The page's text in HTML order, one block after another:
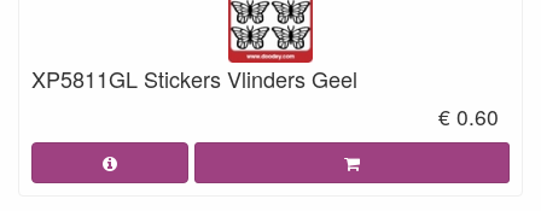
XP5811GL Stickers Vlinders Geel
€ 0.60